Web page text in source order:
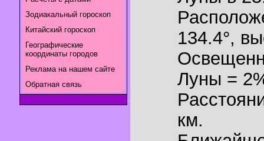
Зодиакальный гороскоп
Китайский гороскоп
Географические
координаты городов
Реклама на нашем сайте
Обратная связь
134.4°,
Луны =
км.